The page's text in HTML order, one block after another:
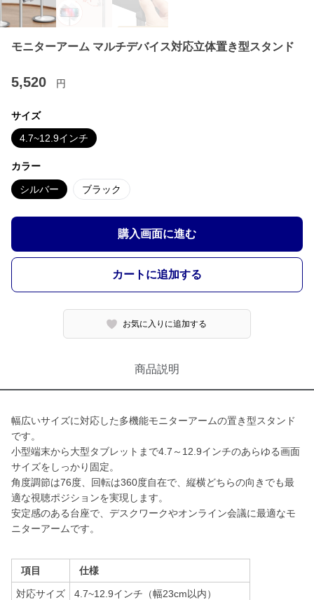
モニターアーム マルチデバイス対応立体置き型スタンド
5,520 円
サイズ
4.7~12.9インチ
カラー
シルバー ブラック
購入画面に進む
カートに追加する
お気に入りに追加する
商品説明
幅広いサイズに対応した多機能モニターアームの置き型スタンド
です。
小型端末から大型タブレットまで4.7～12.9インチのあらゆる画面
サイズをしっかり固定。
角度調節は76度、回転は360度自在で、縦横どちらの向きでも最
適な視聴ポジションを実現します。
安定感のある台座で、デスクワークやオンライン会議に最適なモ
ニターアームです。
項目 仕様
対応サイズ 4.7~12.9インチ（幅23cm以内）